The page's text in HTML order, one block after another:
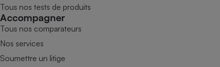
Tous nos tests de produits
Accompagner
Tous nos comparateurs
Nos services
Soumettre un litige